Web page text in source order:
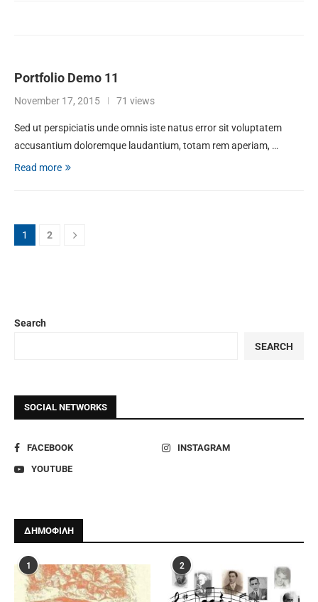
Portfolio Demo 11
November 17, 2015 71 views
Sed ut perspiciatis unde omnis iste natus error sit voluptatem
accusantium doloremque laudantium, totam rem aperiam, …
Read more
1 2
Search
SEARCH
SOCIAL NETWORKS
FACEBOOK
INSTAGRAM
YOUTUBE
ΔΗΜΟΦΙΛΗ
1 2